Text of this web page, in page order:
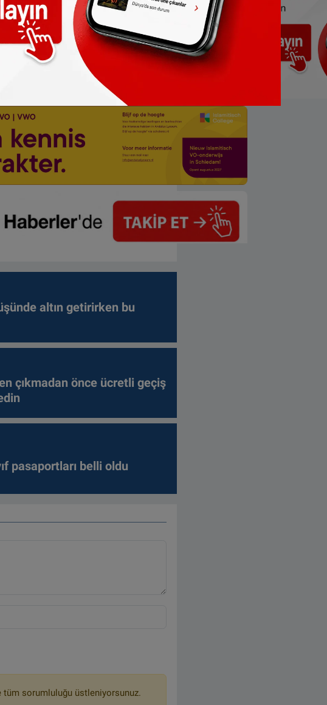
altın getirirken bu
çıkmadan önce ücretli geçiş
pasaportları belli oldu
tüm sorumluluğu üstleniyorsunuz.